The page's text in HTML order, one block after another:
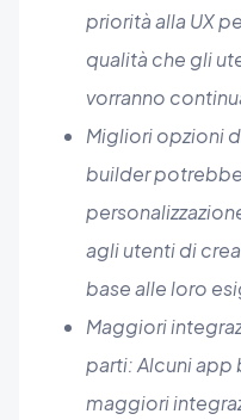
priorità alla UX
qualità che gli
vorranno
Migliori opzioni
builder
agli utenti di
base alle loro
Maggiori
parti: Alcuni
maggiori